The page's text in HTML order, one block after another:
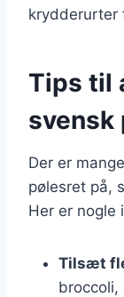
krydderurter
Tips til
svensk
Der er
pølesret på,
Her er nogle
Tilsæt
broccoli,